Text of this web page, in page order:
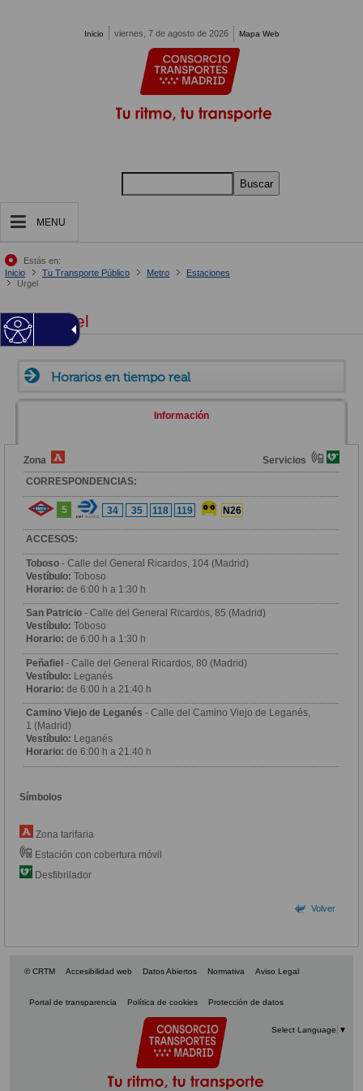
Inicio viernes, 7 de agosto de 2026 Mapa Web
Buscar
MENU
Estás en:
Inicio
Tu Transporte Público Metro
Estaciones
Urgel
Urgel
Horarios en tiempo real
Información
Zona
Servicios
CORRESPONDENCIAS:
5 34 35 118 119 N26
ACCESOS:
Toboso - Calle del General Ricardos, 104 (Madrid)
Vestíbulo: Toboso
Horario: de 6:00 h a 1:30 h
San Patricio - Calle del General Ricardos, 85 (Madrid)
Vestíbulo: Toboso
Horario: de 6:00 h a 1:30 h
Peñafiel - Calle del General Ricardos, 80 (Madrid)
Vestíbulo: Leganés
Horario: de 6:00 h a 21:40 h
Camino Viejo de Leganés - Calle del Camino Viejo de Leganés,
1 (Madrid)
Vestíbulo: Leganés
Horario: de 6:00 h a 21:40 h
Símbolos
Zona tarifaria
Estación con cobertura móvil
Desfibrilador
Volver
© CRTM Accesibilidad web Datos Abiertos Normativa Aviso Legal
Portal de transparencia Política de cookies Protección de datos
Select Language ▼